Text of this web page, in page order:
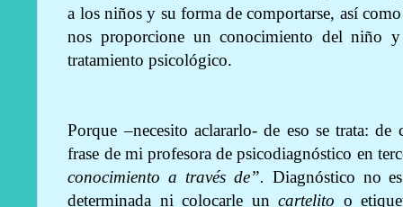
a los niños y su forma de comportarse, así
nos proporcione un conocimiento del niño
tratamiento psicológico.
Porque –necesito aclararlo- de eso se trata:
frase de mi profesora de psicodiagnóstico en
conocimiento a través de”. Diagnóstico no
determinada ni colocarle uncartelito o